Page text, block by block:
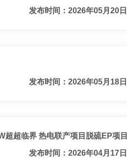
发布时间：2026年05月20日
发布时间：2026年05月18日
超超临界 热电联产项目脱硫EP项目
发布时间：2026年04月17日